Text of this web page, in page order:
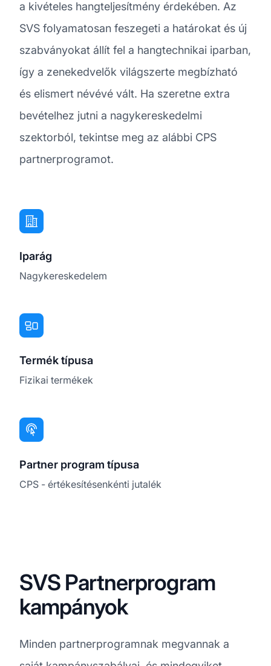
a kivételes hangteljesítmény érdekében. Az
SVS folyamatosan feszegeti a határokat és új
szabványokat állít fel a hangtechnikai iparban,
így a zenekedvelők világszerte megbízható
és elismert névévé vált. Ha szeretne extra
bevételhez jutni a nagykereskedelmi
szektorból, tekintse meg az alábbi CPS
partnerprogramot.
Iparág
Nagykereskedelem
Termék típusa
Fizikai termékek
Partner program típusa
CPS - értékesítésenkénti jutalék
SVS Partnerprogram
kampányok
Minden partnerprogramnak megvannak a